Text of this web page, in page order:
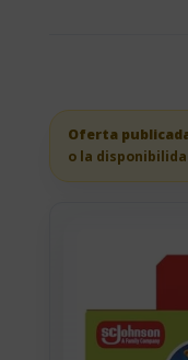
Oferta
o la